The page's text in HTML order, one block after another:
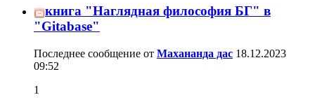
книга "Наглядная философия БГ" в
"Gitabase"
Последнее сообщение от Махананда дас 18.12.2023
09:52
1